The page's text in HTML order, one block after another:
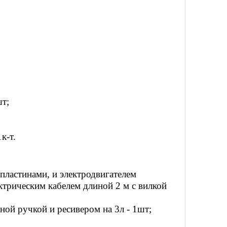
т.
и электродвигателем
кабелем длиной 2 м с вилкой
ручкой и ресивером на 3л - 1шт;